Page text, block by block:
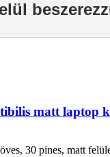
matt laptop
30 pines, matt